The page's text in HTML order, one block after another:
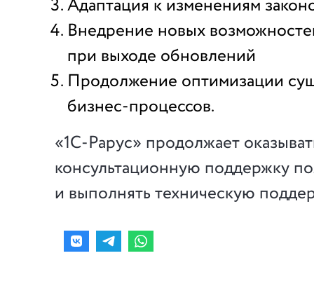
Адаптация к изменениям
Внедрение новых
при выходе обновлений
Продолжение оптимизации
бизнес-процессов.
«1С-Рарус» продолжает
консультационную поддержку
и выполнять техническую